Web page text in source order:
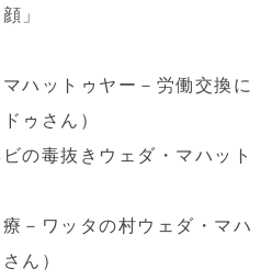
」
ハットゥヤー－労働交換に
ゥさん）
の毒抜きウェダ・マハット
－ワッタの村ウェダ・マハ
ん）